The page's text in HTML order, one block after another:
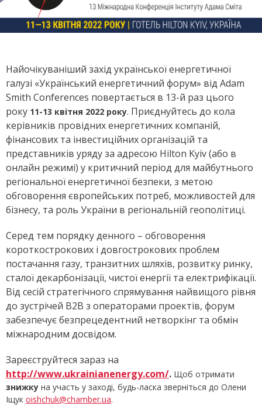
Найочікуваніший захід української енергетичної
галузі «Український енергетичний форум» від Adam
Smith Conferences повертається в 13-й раз цього
року 11-13 квітня 2022 року. Приєднуйтесь до кола
керівників провідних енергетичних компаній,
фінансових та інвестиційних організацій та
представників уряду за адресою Hilton Kyiv (або в
онлайн режимі) у критичний період для майбутнього
регіональної енергетичної безпеки, з метою
обговорення європейських потреб, можливостей для
бізнесу, та роль України в регіональній геополітиці.
Серед тем порядку денного – обговорення
короткострокових і довгострокових проблем
постачання газу, транзитних шляхів, розвитку ринку,
сталої декарбонізації, чистої енергії та електрифікації.
Від сесій стратегічного спрямування найвищого рівня
до зустрічей B2B з операторами проектів, форум
забезпечує безпрецедентний нетворкінг та обмін
міжнародним досвідом.
Зареєструйтеся зараз на
http://www.ukrainianenergy.com/. Щоб отримати
знижку на участь у заході, будь-ласка зверніться до Олени
Іщук oishchuk@chamber.ua.